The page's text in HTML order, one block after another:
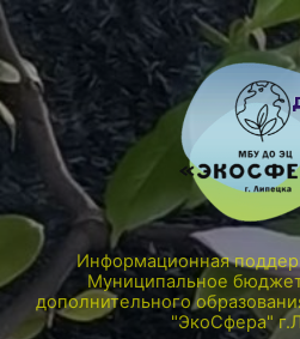
Информационная
Муниципальное
дополнительного
"ЭкоСфера"